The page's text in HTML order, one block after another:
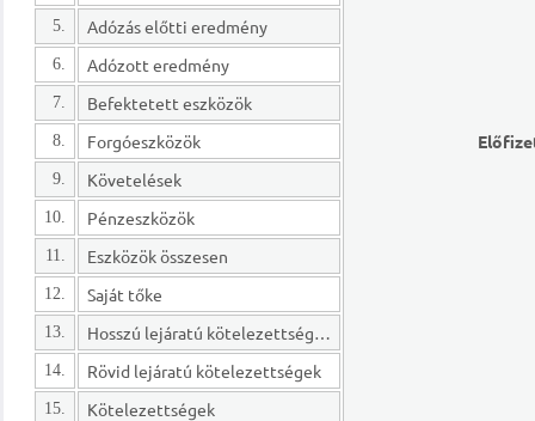
5. Adózás előtti eredmény
6. Adózott eredmény
7. Befektetett eszközök
8. Forgóeszközök
9. Követelések
10. Pénzeszközök
11. Eszközök összesen
12. Saját tőke
13. Hosszú lejáratú kötelezettségek
14. Rövid lejáratú kötelezettségek
15. Kötelezettségek